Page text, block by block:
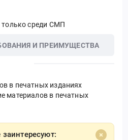
только среди СМП
И ПРЕИМУЩЕСТВА
в печатных изданиях
материалов в печатных